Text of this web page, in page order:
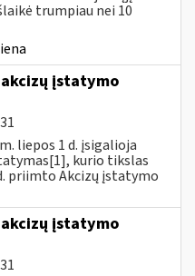
trumpiau nei 10
akcizų įstatymo
m. liepos 1 d. įsigalioja
kurio tikslas
priimto Akcizų įstatymo
akcizų įstatymo